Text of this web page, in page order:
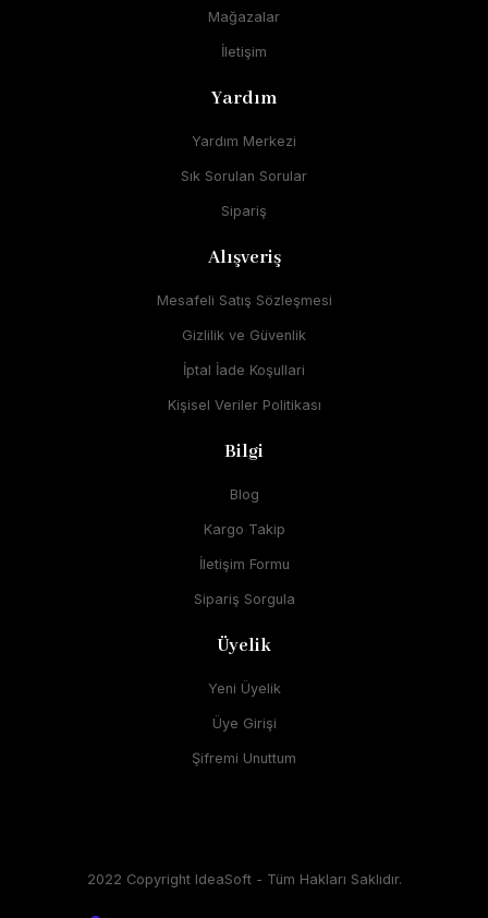
Mağazalar
İletişim
Yardım
Yardım Merkezi
Sık Sorulan Sorular
Sipariş
Alışveriş
Mesafeli Satış Sözleşmesi
Gizlilik ve Güvenlik
İptal İade Koşullari
Kişisel Veriler Politikası
Bilgi
Blog
Kargo Takip
İletişim Formu
Sipariş Sorgula
Üyelik
Yeni Üyelik
Üye Girişi
Şifremi Unuttum
2022 Copyright IdeaSoft - Tüm Hakları Saklıdır.